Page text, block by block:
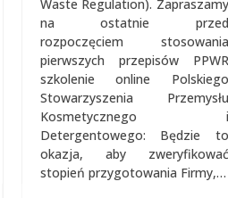
Waste Regulation). Zapraszamy
na ostatnie przed
rozpoczęciem stosowania
pierwszych przepisów PPWR
szkolenie online Polskiego
Stowarzyszenia Przemysłu
Kosmetycznego i
Detergentowego: Będzie to
okazja, aby zweryfikować
stopień przygotowania Firmy,…